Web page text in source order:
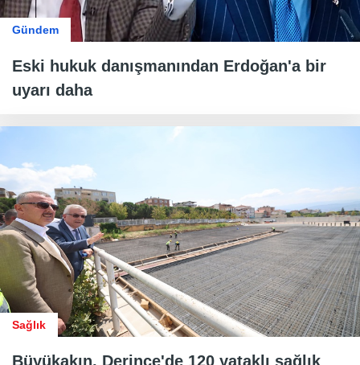
Gündem
Eski hukuk danışmanından Erdoğan'a bir
uyarı daha
Sağlık
Büyükakın, Derince'de 120 yataklı sağlık